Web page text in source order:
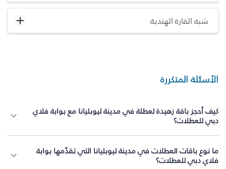
شبه القارة الهندية
الأسئلة المتكررة
كيف أحجز باقة زهيدة لعطلة في مدينة ليوبليانا مع بوابة فلاي
دبي للعطلات؟
ما نوع باقات العطلات في مدينة ليوبليانا التي تقدّمها بوابة
فلاي دبي للعطلات؟